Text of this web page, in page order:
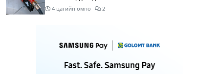
4 цагийн өмнө 2
настай охиныг 7 дахь өдрөө хайж байна